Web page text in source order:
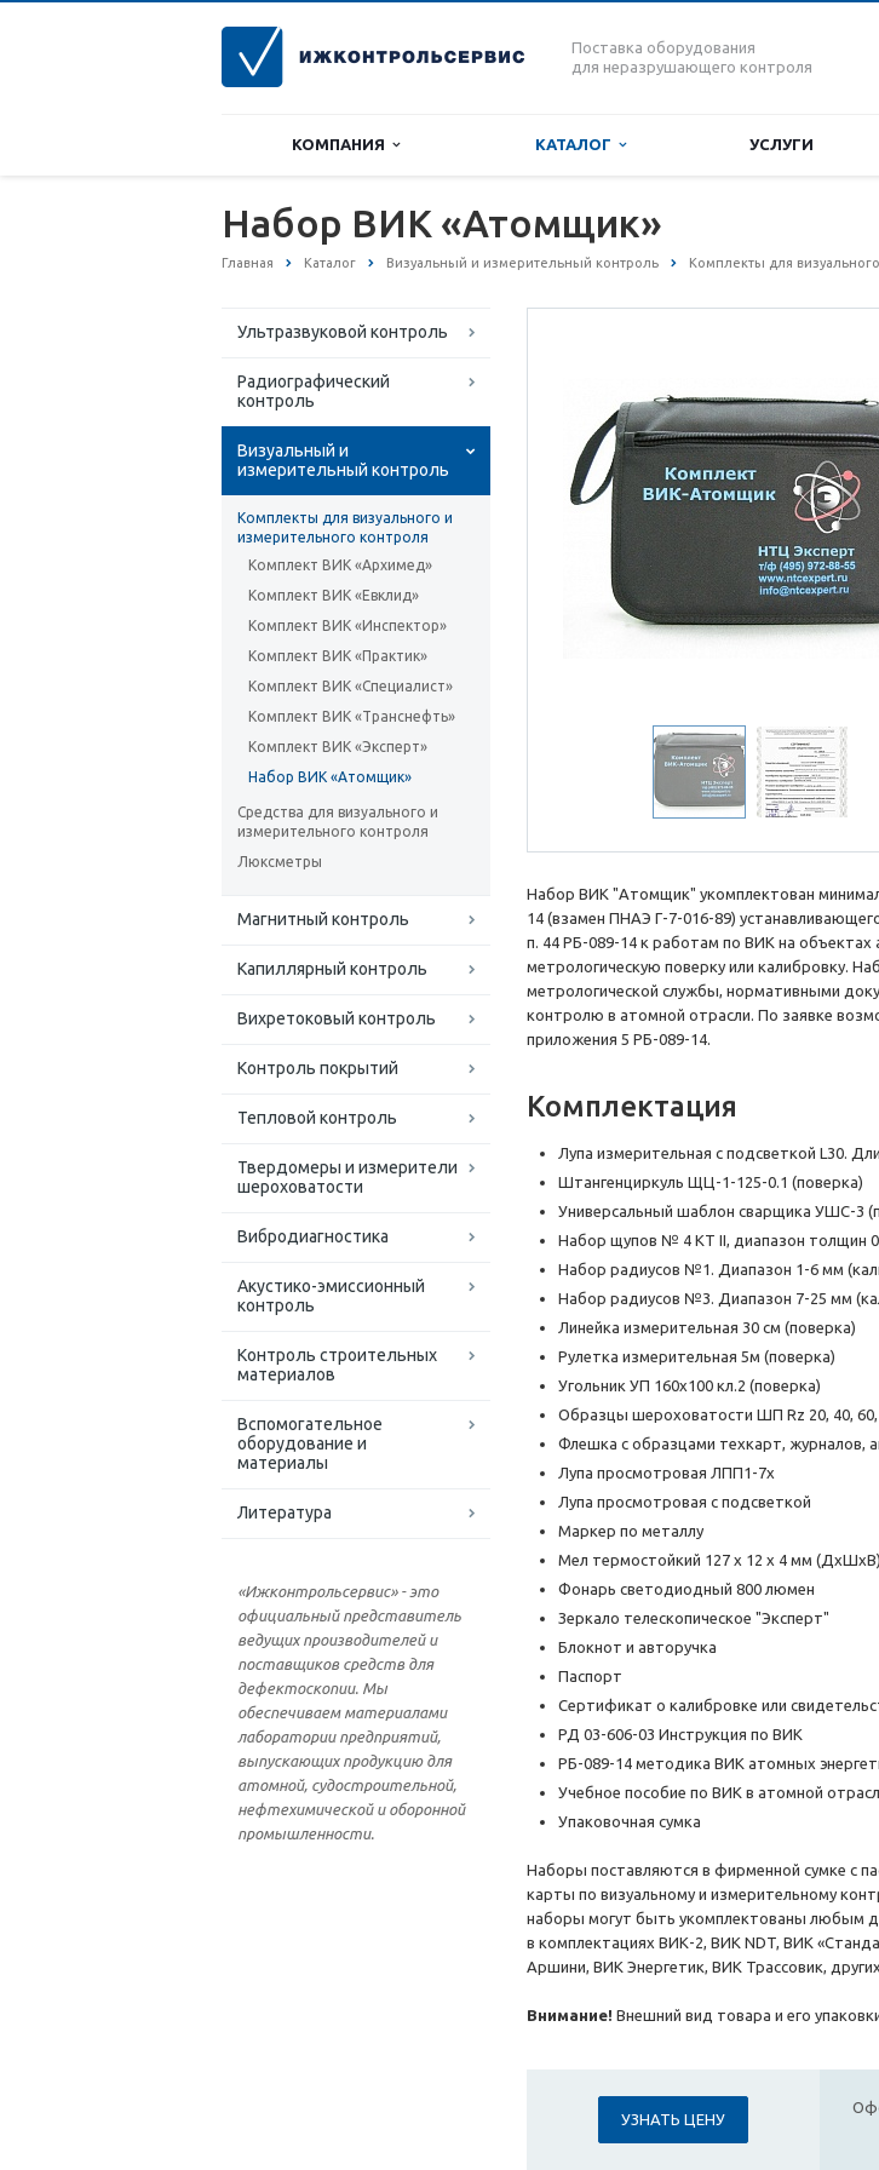
Поставка оборудования
для неразрушающего контроля
КОМПАНИЯ КАТАЛОГ УСЛУГИ
Набор ВИК «Атомщик»
Главная Каталог Визуальный и измерительный контроль Комплекты для
Ультразвуковой контроль
Радиографический
контроль
Визуальный и
измерительный контроль
Комплекты для визуального и
измерительного контроля
Комплект ВИК «Архимед»
Комплект ВИК «Евклид»
Комплект ВИК «Инспектор»
Комплект ВИК «Практик»
Комплект ВИК «Специалист»
Комплект ВИК «Транснефть»
Комплект ВИК «Эксперт»
Набор ВИК «Атомщик»
Средства для визуального и
измерительного контроля
Люксметры
Магнитный контроль
Капиллярный контроль
Вихретоковый контроль
Контроль покрытий
Тепловой контроль
Твердомеры и измерители
шероховатости
Вибродиагностика
Акустико-эмиссионный
контроль
Контроль строительных
материалов
Вспомогательное
оборудование и
материалы
Литература
«Ижконтрольсервис» - это
официальный представитель
ведущих производителей и
поставщиков средств для
дефектоскопии. Мы
обеспечиваем материалами
лаборатории предприятий,
выпускающих продукцию для
атомной, судостроительной,
нефтехимической и оборонной
промышленности.
Набор ВИК "Атомщик" укомплектован
14 (взамен ПНАЭ Г-7-016-89)
п. 44 РБ-089-14 к работам по ВИК на
метрологическую поверку или калибровку.
метрологической службы, нормативными
контролю в атомной отрасли. По заявке
приложения 5 РБ-089-14.
Комплектация
Лупа измерительная с подсветкой L30.
Штангенциркуль ЩЦ-1-125-0.1 (поверка)
Универсальный шаблон сварщика УШС-3
Набор щупов № 4 КТ II, диапазон толщин
Набор радиусов №1. Диапазон 1-6 мм
Набор радиусов №3. Диапазон 7-25 мм
Линейка измерительная 30 см (поверка)
Рулетка измерительная 5м (поверка)
Угольник УП 160х100 кл.2 (поверка)
Образцы шероховатости ШП Rz 20, 40, 60,
Флешка с образцами техкарт, журналов,
Лупа просмотровая ЛПП1-7х
Лупа просмотровая с подсветкой
Маркер по металлу
Мел термостойкий 127 х 12 х 4 мм (ДхШхВ)
Фонарь светодиодный 800 люмен
Зеркало телескопическое "Эксперт"
Блокнот и авторучка
Паспорт
Сертификат о калибровке или
РД 03-606-03 Инструкция по ВИК
РБ-089-14 методика ВИК атомных
Учебное пособие по ВИК в атомной
Упаковочная сумка
Наборы поставляются в фирменной сумке с
карты по визуальному и измерительному
наборы могут быть укомплектованы любым
в комплектациях ВИК-2, ВИК NDT, ВИК
Аршини, ВИК Энергетик, ВИК Трассовик,
Внимание! Внешний вид товара и его
УЗНАТЬ ЦЕНУ